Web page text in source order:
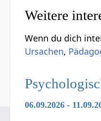
Weitere
Wenn du dich
Ursachen,
06.09.2026 -